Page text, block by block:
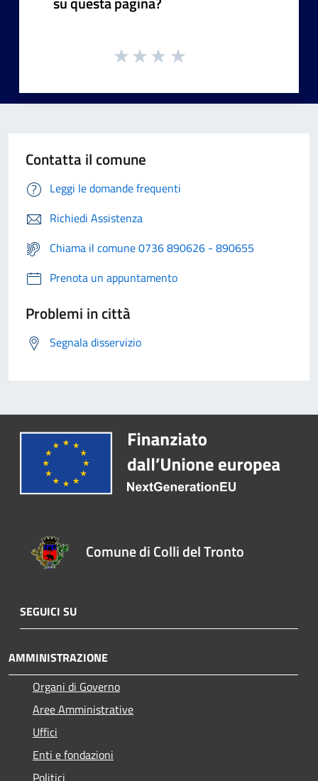
Contatta il comune
Leggi le domande frequenti
Richiedi Assistenza
Chiama il comune 0736 890626 - 890655
Prenota un appuntamento
Problemi in città
Segnala disservizio
Comune di Colli del Tronto
SEGUICI SU
AMMINISTRAZIONE
Organi di Governo
Aree Amministrative
Uffici
Enti e fondazioni
Politici